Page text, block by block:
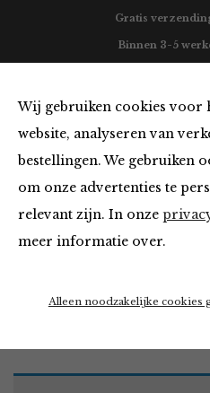
Wij gebruiken cookies voor
website, analyseren van
bestellingen. We gebruiken
om onze advertenties te
relevant zijn. In onze
meer informatie over.
Alleen noodzakelijke cookies
Gratis
Binnen 3-5
Tops en Blouses
Home Winkel Kleding